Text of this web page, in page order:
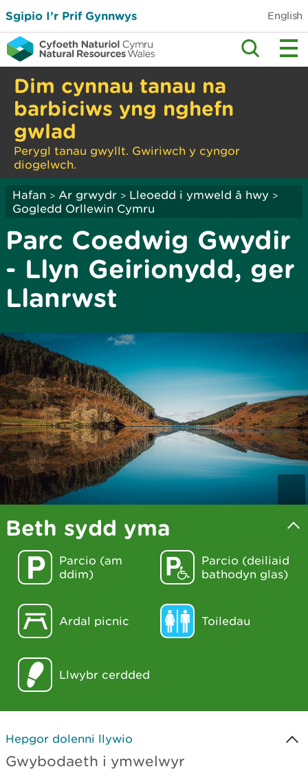
Sgipio I’r Prif Gynnwys English
Dim cynnau tanau na
barbiciws yng nghefn
gwlad
Perygl tanau gwyllt. Gwiriwch y cyngor
diogelwch.
Hafan > Ar grwydr > Lleoedd i ymweld â hwy >
Gogledd Orllewin Cymru
Parc Coedwig Gwydir
- Llyn Geirionydd, ger
Llanrwst
Beth sydd yma
Parcio (am
ddim)
Parcio (deiliaid
bathodyn glas)
Ardal picnic Toiledau
Llwybr cerdded
Hepgor dolenni llywio
Gwybodaeth i ymwelwyr